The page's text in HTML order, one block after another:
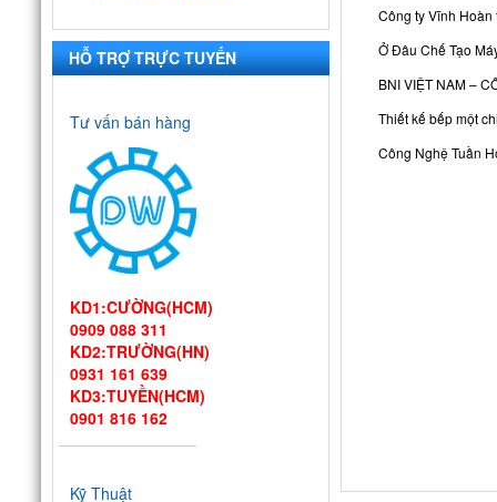
HỖ TRỢ TRỰC TUYẾN
Tư vấn bán hàng
KD1:CƯỜNG(HCM)
0909 088 311
KD2:TRƯỜNG(HN)
0931 161 639
KD3:TUYỀN(HCM)
0901 816 162
Kỹ Thuật
Công ty Vĩnh Hoàn
Ở Đâu Chế Tạo
BNI VIỆT NAM –
Thiết kế bếp một
Công Nghệ Tuần